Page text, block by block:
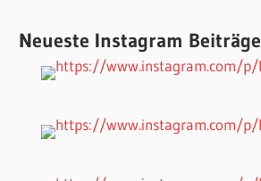
Neueste Instagram Beiträge